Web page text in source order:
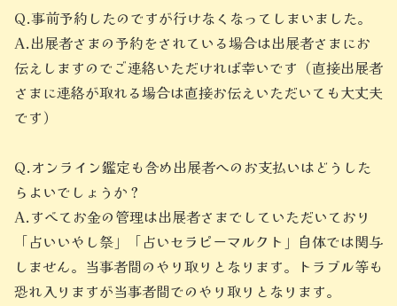
Q.事前予約したのですが行けなくなってしまいました。
A.出展者さまの予約をされている場合は出展者さまにお
伝えしますのでご連絡いただければ幸いです（直接出展者
さまに連絡が取れる場合は直接お伝えいただいても大丈夫
です）
Q.オンライン鑑定も含め出展者へのお支払いはどうした
らよいでしょうか？
A.すべてお金の管理は出展者さまでしていただいており
「占いいやし祭」「占いセラピーマルクト」自体では関与
しません。当事者間のやり取りとなります。トラブル等も
恐れ入りますが当事者間でのやり取りとなります。